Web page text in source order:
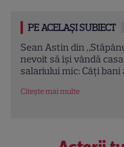
PE ACELAȘI SUBIECT
Elon Musk, atac la
premiat cu Oscar care
documentarul despre